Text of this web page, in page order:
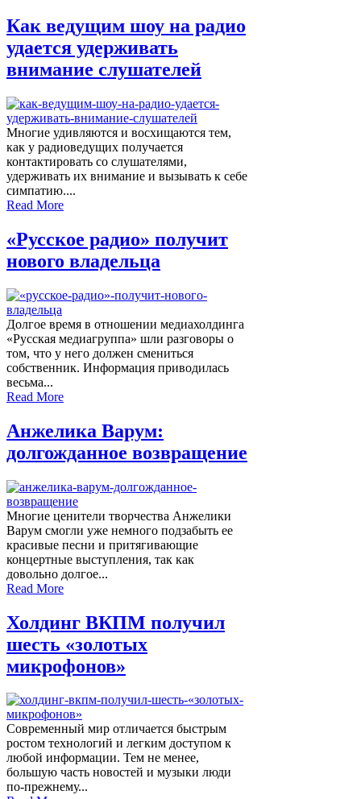
Как ведущим шоу на радио
удается удерживать
внимание слушателей
Многие удивляются и восхищаются тем,
как у радиоведущих получается
контактировать со слушателями,
удерживать их внимание и вызывать к себе
симпатию....
Read More
«Русское радио» получит
нового владельца
Долгое время в отношении медиахолдинга
«Русская медиагруппа» шли разговоры о
том, что у него должен смениться
собственник. Информация приводилась
весьма...
Read More
Анжелика Варум:
долгожданное возвращение
Многие ценители творчества Анжелики
Варум смогли уже немного подзабыть ее
красивые песни и притягивающие
концертные выступления, так как
довольно долгое...
Read More
Холдинг ВКПМ получил
шесть «золотых
микрофонов»
Современный мир отличается быстрым
ростом технологий и легким доступом к
любой информации. Тем не менее,
большую часть новостей и музыки люди
по-прежнему...